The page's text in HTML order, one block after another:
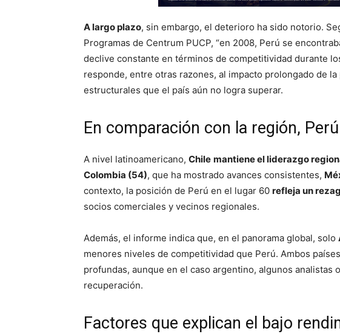
A largo plazo, sin embargo, el deterioro ha sido notorio.
Programas de Centrum PUCP, “en 2008, Perú se
declive constante en términos de competitividad durante
responde, entre otras razones, al impacto prolongado de
estructurales que el país aún no logra superar.
En comparación con la región,
A nivel latinoamericano, Chile mantiene el liderazgo
Colombia (54), que ha mostrado avances consistentes,
contexto, la posición de Perú en el lugar 60 refleja un
socios comerciales y vecinos regionales.
Además, el informe indica que, en el panorama global, solo
menores niveles de competitividad que Perú. Ambos
profundas, aunque en el caso argentino, algunos analistas
recuperación.
Factores que explican el bajo